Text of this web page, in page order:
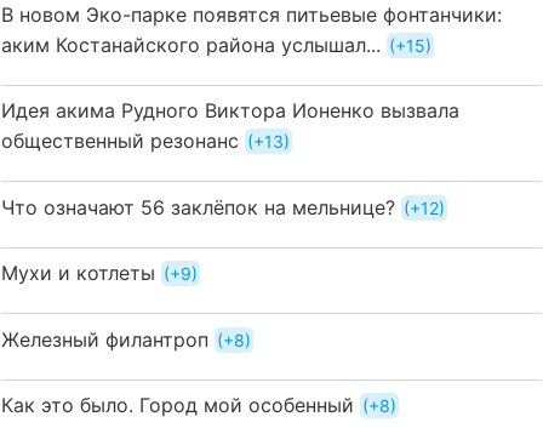
В новом Эко-парке появятся питьевые фонтанчики:
аким Костанайского района услышал...
+15
Идея акима Рудного Виктора Ионенко вызвала
общественный резонанс
+13
Что означают 56 заклёпок на мельнице? +12
Мухи и котлеты +9
Железный филантроп +8
Как это было. Город мой особенный +8